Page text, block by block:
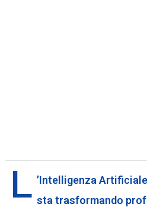
L ’Intelligenza
sta trasformando